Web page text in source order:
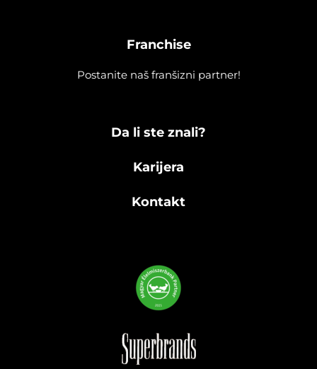
Franchise
Postanite naš franšizni partner!
Da li ste znali?
Karijera
Kontakt